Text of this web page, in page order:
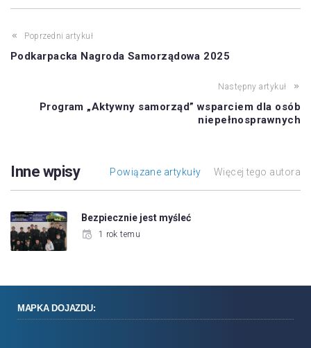
Poprzedni artykuł
Podkarpacka Nagroda Samorządowa 2025
Następny artykuł
Program „Aktywny samorząd” wsparciem dla osób
niepełnosprawnych
Inne wpisy Powiązane artykuły Więcej tego autora
Bezpiecznie jest myśleć
1 rok temu
MAPKA DOJAZDU: